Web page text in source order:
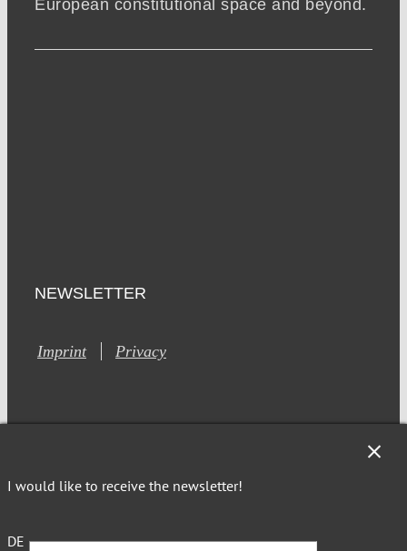
European constitutional space and beyond.
NEWSLETTER
Imprint Privacy
I would like to receive the newsletter!
DE
This site is registered on Toolset.com as a development site.